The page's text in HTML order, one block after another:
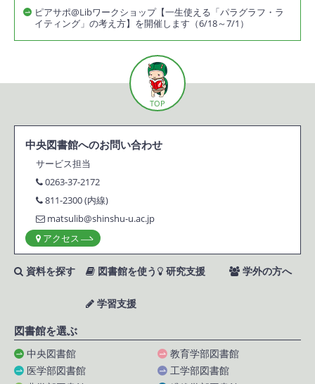
ピアサポ@Libワークショップ【一生使える「パラグラフ・ラ
イティング」の考え方】を開催します（6/18～7/1）
中央図書館へのお問い合わせ
サービス担当
0263-37-2172
811-2300 (内線)
matsulib@shinshu-u.ac.jp
アクセス
資料を探す 図書館を使う
学習支援
研究支援 学外の方へ
図書館を選ぶ
中央図書館
教育学部図書館
医学部図書館
工学部図書館
TOP